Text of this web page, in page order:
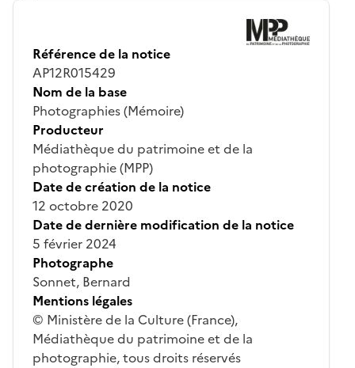
Référence de la notice
AP12R015429
Nom de la base
Photographies (Mémoire)
Producteur
Médiathèque du patrimoine et de la
photographie (MPP)
Date de création de la notice
12 octobre 2020
Date de dernière modification de la notice
5 février 2024
Photographe
Sonnet, Bernard
Mentions légales
© Ministère de la Culture (France),
Médiathèque du patrimoine et de la
photographie, tous droits réservés